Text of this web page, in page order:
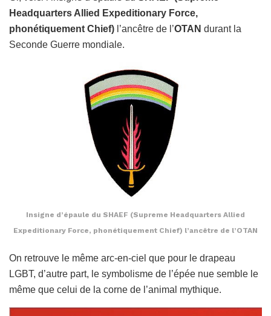
Headquarters Allied Expeditionary Force,
phonétiquement Chief) l’ancêtre de l’OTAN durant la
Seconde Guerre mondiale.
Insigne d’épaule du SHAEF (Supreme Headquarters Allied
Expeditionary Force, phonétiquement Chief) l’ancêtre de l’OTAN
On retrouve le même arc-en-ciel que pour le drapeau
LGBT, d’autre part, le symbolisme de l’épée nue semble le
même que celui de la corne de l’animal mythique.